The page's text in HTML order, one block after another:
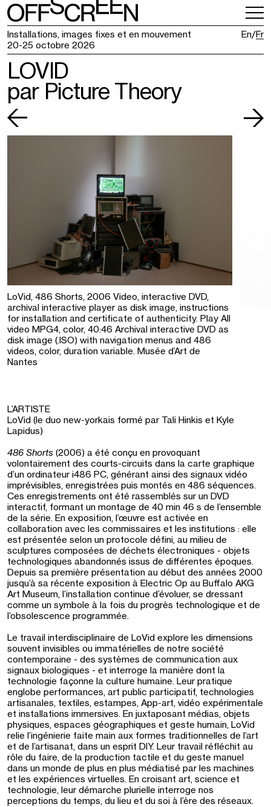
Installations, images fixes et en mouvement
20-25 octobre 2026
En Fr
INFOS PRATIQUES
BILLETTERIE
LOVID
par Picture Theory
LoVid, 486 Shorts, 2006 Video, interactive DVD,
archival interactive player as disk image, instructions
for installation and certificate of authenticity. Play All
video MPG4, color, 40:46 Archival interactive DVD as
disk image (.ISO) with navigation menus and 486
videos, color, duration variable. Musée d’Art de
Nantes
L’ARTISTE
LoVid (le duo new-yorkais formé par Tali Hinkis et Kyle
Lapidus)
486 Shorts (2006) a été conçu en provoquant
volontairement des courts-circuits dans la carte graphique
d’un ordinateur i486 PC, générant ainsi des signaux vidéo
imprévisibles, enregistrées puis montés en 486 séquences.
Ces enregistrements ont été rassemblés sur un DVD
interactif, formant un montage de 40 min 46 s de l’ensemble
de la série. En exposition, l’œuvre est activée en
collaboration avec les commissaires et les institutions : elle
est présentée selon un protocole défini, au milieu de
sculptures composées de déchets électroniques - objets
technologiques abandonnés issus de différentes époques.
Depuis sa première présentation au début des années 2000
jusqu’à sa récente exposition à Electric Op au Buffalo AKG
Art Museum, l’installation continue d’évoluer, se dressant
comme un symbole à la fois du progrès technologique et de
l’obsolescence programmée.
Le travail interdisciplinaire de LoVid explore les dimensions
souvent invisibles ou immatérielles de notre société
contemporaine - des systèmes de communication aux
signaux biologiques - et interroge la manière dont la
technologie façonne la culture humaine. Leur pratique
englobe performances, art public participatif, technologies
artisanales, textiles, estampes, App-art, vidéo expérimentale
et installations immersives. En juxtaposant médias, objets
physiques, espaces géographiques et geste humain, LoVid
relie l’ingénierie faite main aux formes traditionnelles de l’art
et de l’artisanat, dans un esprit DIY. Leur travail réfléchit au
rôle du faire, de la production tactile et du geste manuel
dans un monde de plus en plus médiatisé par les machines
et les expériences virtuelles. En croisant art, science et
technologie, leur démarche plurielle interroge nos
perceptions du temps, du lieu et du soi à l’ère des réseaux.